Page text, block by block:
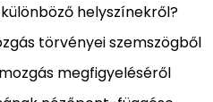
helyszínekről?
törvényei szemszögből
megfigyeléséről